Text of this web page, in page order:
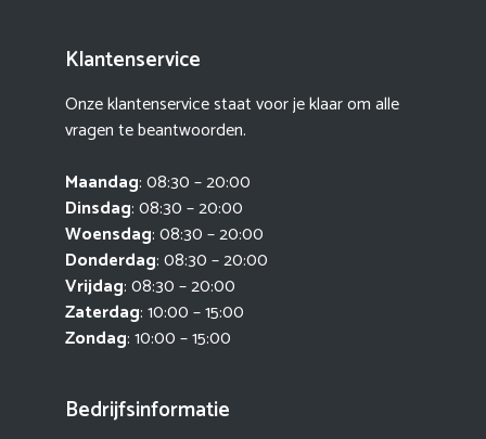
Klantenservice
Onze klantenservice staat voor je klaar om alle
vragen te beantwoorden.
Maandag: 08:30 – 20:00
Dinsdag: 08:30 – 20:00
Woensdag: 08:30 – 20:00
Donderdag: 08:30 – 20:00
Vrijdag: 08:30 – 20:00
Zaterdag: 10:00 – 15:00
Zondag: 10:00 – 15:00
Bedrijfsinformatie